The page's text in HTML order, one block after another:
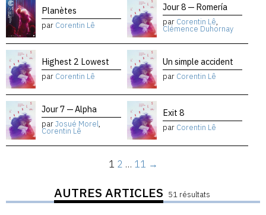
Planètes
par Corentin Lê
Jour 8 — Romería
par Corentin Lê,
Clémence Duhornay
Highest 2 Lowest
par Corentin Lê
Un simple accident
par Corentin Lê
Jour 7 — Alpha
parJosué Morel,
Corentin Lê
Exit 8
par Corentin Lê
1 2 … 11 →
AUTRES ARTICLES 51 résultats